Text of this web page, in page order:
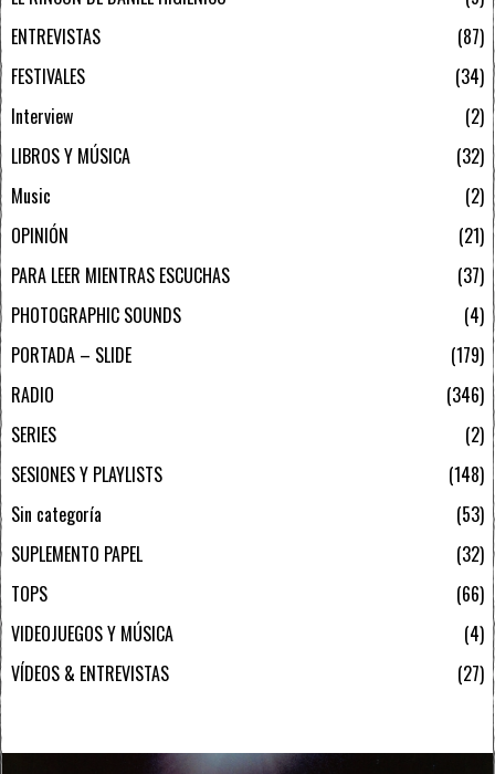
ENTREVISTAS
87
FESTIVALES
34
Interview
2
LIBROS Y MÚSICA
32
Music
2
OPINIÓN
21
PARA LEER MIENTRAS ESCUCHAS
37
PHOTOGRAPHIC SOUNDS
4
PORTADA – SLIDE
179
RADIO
346
SERIES
2
SESIONES Y PLAYLISTS
148
Sin categoría
53
SUPLEMENTO PAPEL
32
TOPS
66
VIDEOJUEGOS Y MÚSICA
4
VÍDEOS & ENTREVISTAS
27